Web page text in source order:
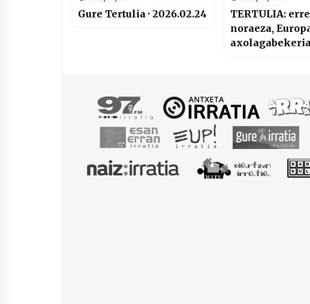
Gure Tertulia · 2026.02.24
TERTULIA:
noraeza,